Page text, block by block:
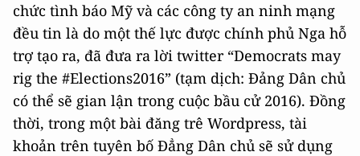
chức tình báo Mỹ và các công ty an ninh mạng
đều tin là do một thế lực được chính phủ Nga hỗ
trợ tạo ra, đã đưa ra lời twitter “Democrats may
rig the #Elections2016” (tạm dịch: Đảng Dân chủ
có thể sẽ gian lận trong cuộc bầu cử 2016). Đồng
thời, trong một bài đăng trê Wordpress, tài
khoản trên tuyên bố Đẳng Dân chủ sẽ sử dụng